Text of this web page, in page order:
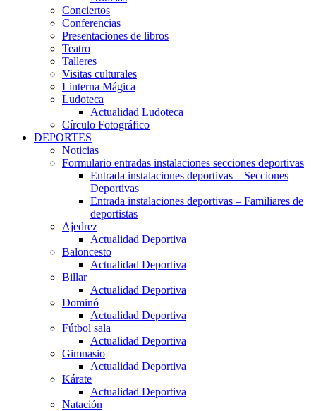
Conciertos
Conferencias
Presentaciones de libros
Teatro
Talleres
Visitas culturales
Linterna Mágica
Ludoteca
Actualidad Ludoteca
Círculo Fotográfico
DEPORTES
Noticias
Formulario entradas instalaciones secciones deportivas
Entrada instalaciones deportivas – Secciones
Deportivas
Entrada instalaciones deportivas – Familiares de
deportistas
Ajedrez
Actualidad Deportiva
Baloncesto
Actualidad Deportiva
Billar
Actualidad Deportiva
Dominó
Actualidad Deportiva
Fútbol sala
Actualidad Deportiva
Gimnasio
Actualidad Deportiva
Kárate
Actualidad Deportiva
Natación